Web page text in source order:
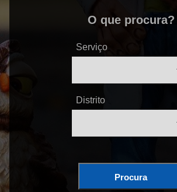
O que procura?
Serviço
Distrito
Procura